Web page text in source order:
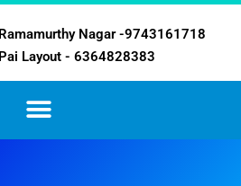
Ramamurthy Nagar -9743161718
Pai Layout - 6364828383